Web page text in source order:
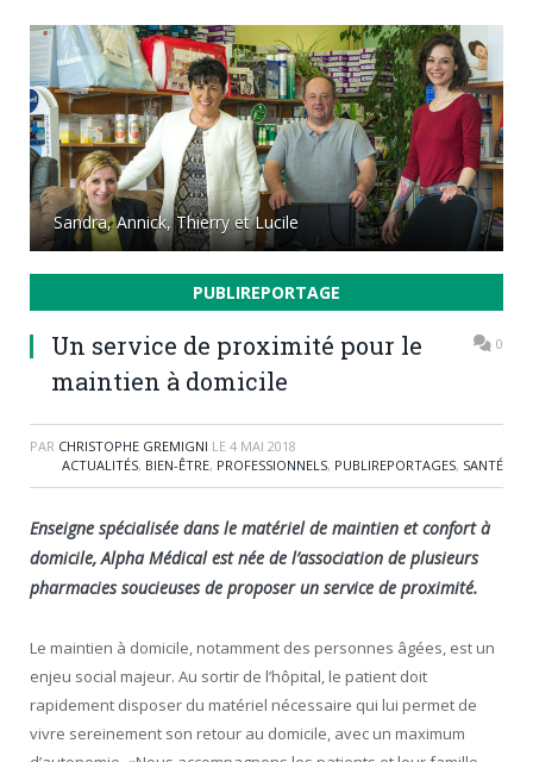
Sandra, Annick, Thierry et Lucile
PUBLIREPORTAGE
Un service de proximité pour le
maintien à domicile
0
PAR CHRISTOPHE GREMIGNI LE 4 MAI 2018
ACTUALITÉS, BIEN-ÊTRE, PROFESSIONNELS, PUBLIREPORTAGES, SANTÉ
Enseigne spécialisée dans le matériel de maintien et confort à
domicile, Alpha Médical est née de l’association de plusieurs
pharmacies soucieuses de proposer un service de proximité.
Le maintien à domicile, notamment des personnes âgées, est un
enjeu social majeur. Au sortir de l’hôpital, le patient doit
rapidement disposer du matériel nécessaire qui lui permet de
vivre sereinement son retour au domicile, avec un maximum